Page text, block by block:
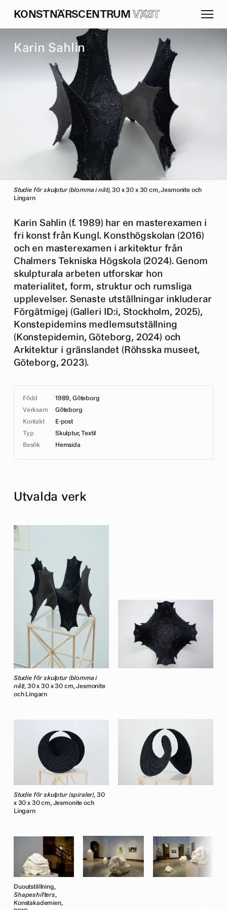
KONSTNÄRSCENTRUM VÄST
Karin Sahlin
Studie för skulptur (blomma i nät), 30 x 30 x 30 cm, Jesmonite och
Lingarn
Karin Sahlin (f. 1989) har en masterexamen i
fri konst från Kungl. Konsthögskolan (2016)
och en masterexamen i arkitektur från
Chalmers Tekniska Högskola (2024). Genom
skulpturala arbeten utforskar hon
materialitet, form, struktur och rumsliga
upplevelser. Senaste utställningar inkluderar
Förgätmigej (Galleri ID:i, Stockholm, 2025),
Konstepidemins medlemsutställning
(Konstepidemin, Göteborg, 2024) och
Arkitektur i gränslandet (Röhsska museet,
Göteborg, 2023).
Född
1989, Göteborg
Verksam
Göteborg
Kontakt
E-post
Typ
Skulptur, Textil
Besök
Hemsida
Utvalda verk
Studie för skulptur (blomma i
nät), 30 x 30 x 30 cm, Jesmonite
och Lingarn
Studie för skulptur (spiraler), 30
x 30 x 30 cm, Jesmonite och
Lingarn
Duoutställning,
Shapeshifters,
Konstakademien,